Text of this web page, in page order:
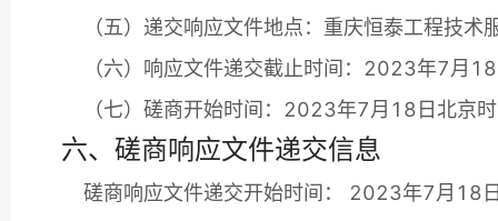
（五）递交响应文件地点：重庆恒泰工程技
（六）响应文件递交截止时间：2023年7月
（七）磋商开始时间：2023年7月18日北京
六、磋商响应文件递交信息
磋商响应文件递交开始时间： 2023年7月18